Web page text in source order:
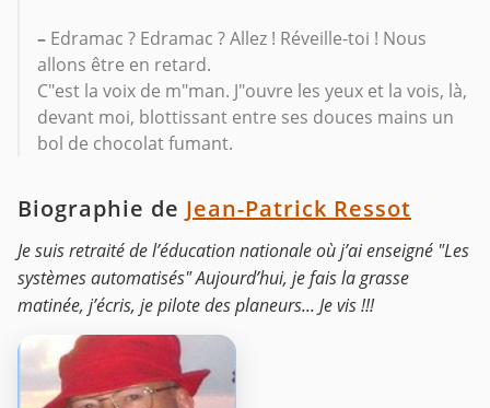
– Edramac ? Edramac ? Allez ! Réveille-toi ! Nous
allons être en retard.
C"est la voix de m"man. J"ouvre les yeux et la vois, là,
devant moi, blottissant entre ses douces mains un
bol de chocolat fumant.
Biographie de Jean-Patrick Ressot
Je suis retraité de l’éducation nationale où j’ai enseigné "Les
systèmes automatisés" Aujourd’hui, je fais la grasse
matinée, j’écris, je pilote des planeurs... Je vis !!!